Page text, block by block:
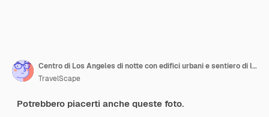
Centro di Los Angeles di notte con edifici urbani e sentiero di luce
TravelScape
Potrebbero piacerti anche queste foto.